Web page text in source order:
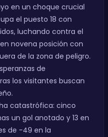
en un choque crucial
el puesto 18 con
luchando contra el
novena posición con
de la zona de peligro.
de
los visitantes buscan
catastrófica: cinco
un gol anotado y 13 en
de -49 en la